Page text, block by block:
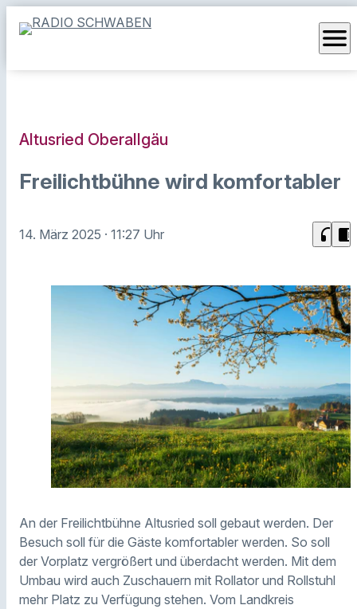
menu
Altusried Oberallgäu
Freilichtbühne wird komfortabler
14. März 2025 · 11:27 Uhr headphones chrome_reader_mode
An der Freilichtbühne Altusried soll gebaut werden. Der
Besuch soll für die Gäste komfortabler werden. So soll
der Vorplatz vergrößert und überdacht werden. Mit dem
Umbau wird auch Zuschauern mit Rollator und Rollstuhl
mehr Platz zu Verfügung stehen. Vom Landkreis